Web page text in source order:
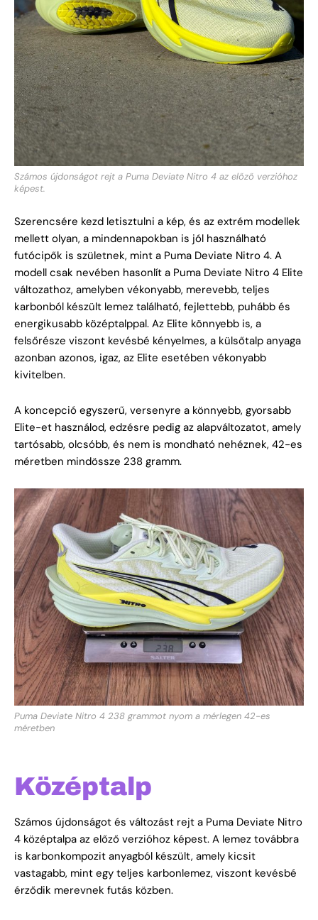
Számos újdonságot rejt a Puma Deviate Nitro 4 az előző verzióhoz
képest.
Szerencsére kezd letisztulni a kép, és az extrém modellek
mellett olyan, a mindennapokban is jól használható
futócipők is születnek, mint a Puma Deviate Nitro 4. A
modell csak nevében hasonlít a Puma Deviate Nitro 4 Elite
változathoz, amelyben vékonyabb, merevebb, teljes
karbonból készült lemez található, fejlettebb, puhább és
energikusabb középtalppal. Az Elite könnyebb is, a
felsőrésze viszont kevésbé kényelmes, a külsőtalp anyaga
azonban azonos, igaz, az Elite esetében vékonyabb
kivitelben.
A koncepció egyszerű, versenyre a könnyebb, gyorsabb
Elite-et használod, edzésre pedig az alapváltozatot, amely
tartósabb, olcsóbb, és nem is mondható nehéznek, 42-es
méretben mindössze 238 gramm.
Puma Deviate Nitro 4 238 grammot nyom a mérlegen 42-es
méretben
Középtalp
Számos újdonságot és változást rejt a Puma Deviate Nitro
4 középtalpa az előző verzióhoz képest. A lemez továbbra
is karbonkompozit anyagból készült, amely kicsit
vastagabb, mint egy teljes karbonlemez, viszont kevésbé
érződik merevnek futás közben.